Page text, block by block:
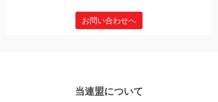
お問い合わせへ
当連盟について